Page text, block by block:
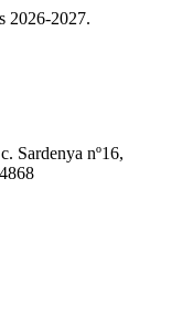
2026-2027.
c. Sardenya nº16,